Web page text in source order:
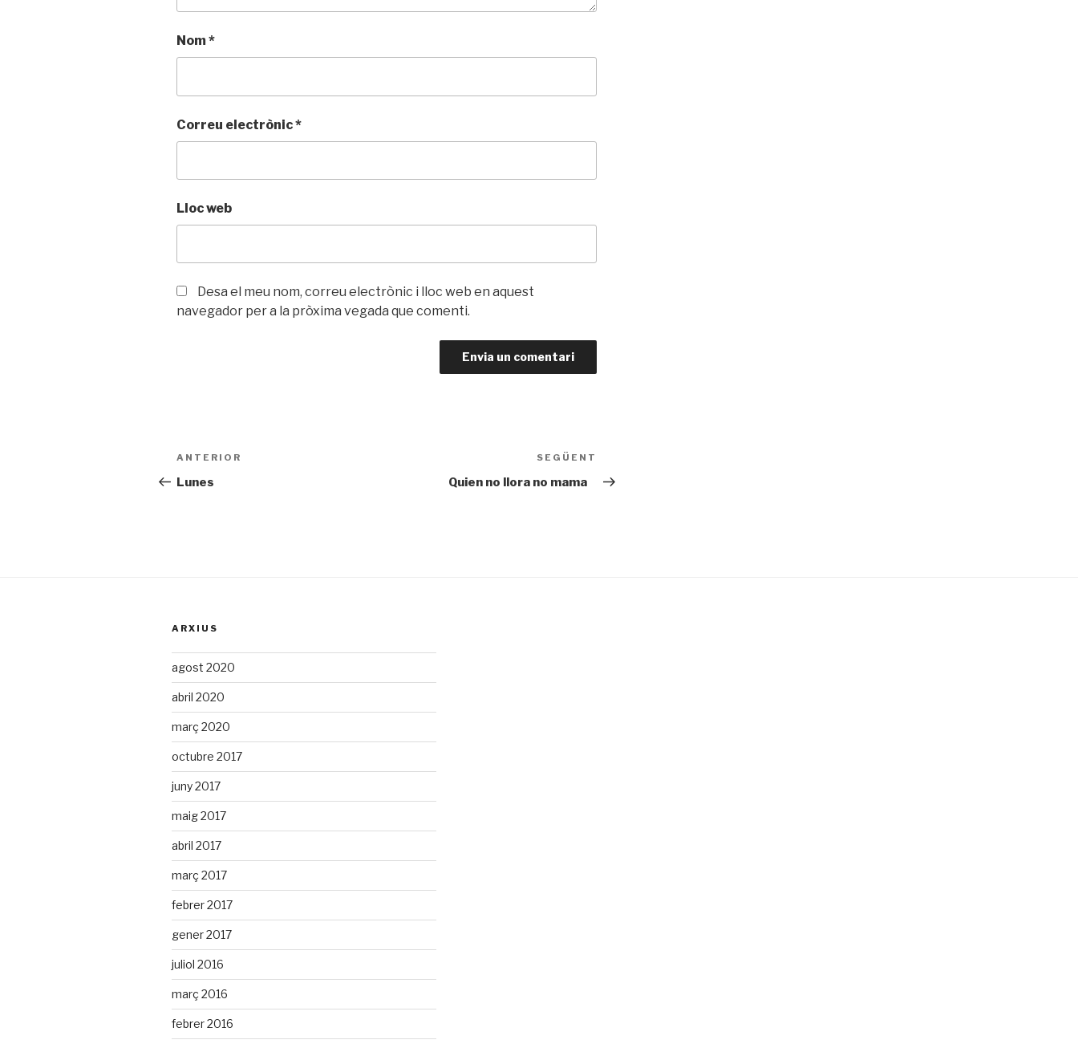
Nom*
Correu electrònic*
Lloc web
Desa el meu nom, correu electrònic i lloc web en aquest
navegador per a la pròxima vegada que comenti.
Navegació
d'entrades
Entrada
prèvia
ANTERIOR
Lunes
següent
SEGÜENT
Quien no llora no mama
ARXIUS
agost 2020
abril 2020
març 2020
octubre 2017
juny 2017
maig 2017
abril 2017
març 2017
febrer 2017
gener 2017
juliol 2016
març 2016
febrer 2016